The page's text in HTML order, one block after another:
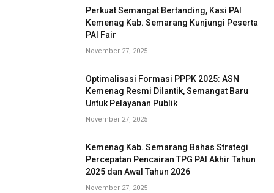
Perkuat Semangat Bertanding, Kasi PAI
Kemenag Kab. Semarang Kunjungi Peserta
PAI Fair
November 27, 2025
Optimalisasi Formasi PPPK 2025: ASN
Kemenag Resmi Dilantik, Semangat Baru
Untuk Pelayanan Publik
November 27, 2025
Kemenag Kab. Semarang Bahas Strategi
Percepatan Pencairan TPG PAI Akhir Tahun
2025 dan Awal Tahun 2026
November 27, 2025